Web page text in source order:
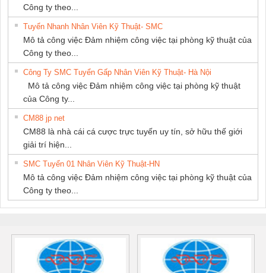
Công ty theo...
Tuyển Nhanh Nhân Viên Kỹ Thuật- SMC
Mô tả công việc Đảm nhiệm công việc tại phòng kỹ thuật của
Công ty theo...
Công Ty SMC Tuyển Gấp Nhân Viên Kỹ Thuật- Hà Nội
Mô tả công việc Đảm nhiệm công việc tại phòng kỹ thuật
của Công ty...
CM88 jp net
CM88 là nhà cái cá cược trực tuyến uy tín, sở hữu thế giới
giải trí hiện...
SMC Tuyển 01 Nhân Viên Kỹ Thuật-HN
Mô tả công việc Đảm nhiệm công việc tại phòng kỹ thuật của
Công ty theo...